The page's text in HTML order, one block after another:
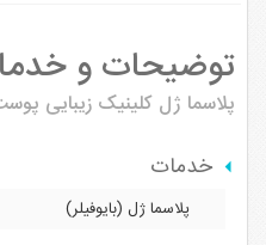
توضیحات و
پلاسما ژل کلینیک زیبایی
خدمات
پلاسما ژل (بایوفیلر)